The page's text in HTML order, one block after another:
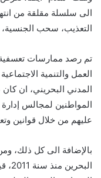
الى سلسلة مقلقة من
التعذيب، سحب
تم رصد ممارسات تعسفية
العمل والتنمية
المدني البحريني، ان
المواطنين لمجالس
عليهم من خلال قوانين
بالإضافة الى كل ذلك،